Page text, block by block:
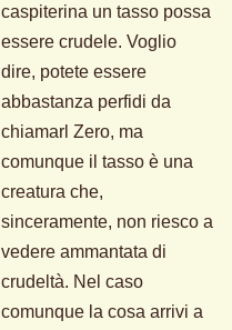
caspiterina un tasso possa
essere crudele. Voglio
dire, potete essere
abbastanza perfidi da
chiamarl Zero, ma
comunque il tasso è una
creatura che,
sinceramente, non riesco a
vedere ammantata di
crudeltà. Nel caso
comunque la cosa arrivi a